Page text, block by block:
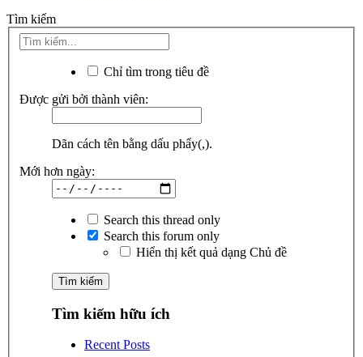
Tìm kiếm
Chỉ tìm trong tiêu đề
Được gửi bởi thành viên:
Dãn cách tên bằng dấu phẩy(,).
Mới hơn ngày:
Search this thread only
Search this forum only
Hiển thị kết quả dạng Chủ đề
Tìm kiếm hữu ích
Recent Posts